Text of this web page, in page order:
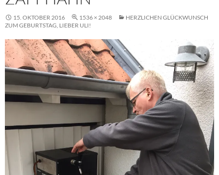
15. OKTOBER 2016 1536 × 2048
HERZLICHEN GLÜCKWUNSCH
ZUM GEBURTSTAG, LIEBER ULI!